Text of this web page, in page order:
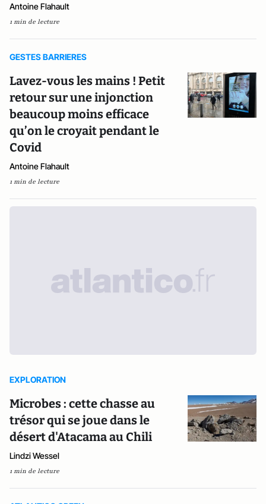
Antoine Flahault
1 min de lecture
GESTES BARRIERES
Lavez-vous les mains ! Petit
retour sur une injonction
beaucoup moins efficace
qu’on le croyait pendant le
Covid
Antoine Flahault
1 min de lecture
EXPLORATION
Microbes : cette chasse au
trésor qui se joue dans le
désert d'Atacama au Chili
Lindzi Wessel
1 min de lecture